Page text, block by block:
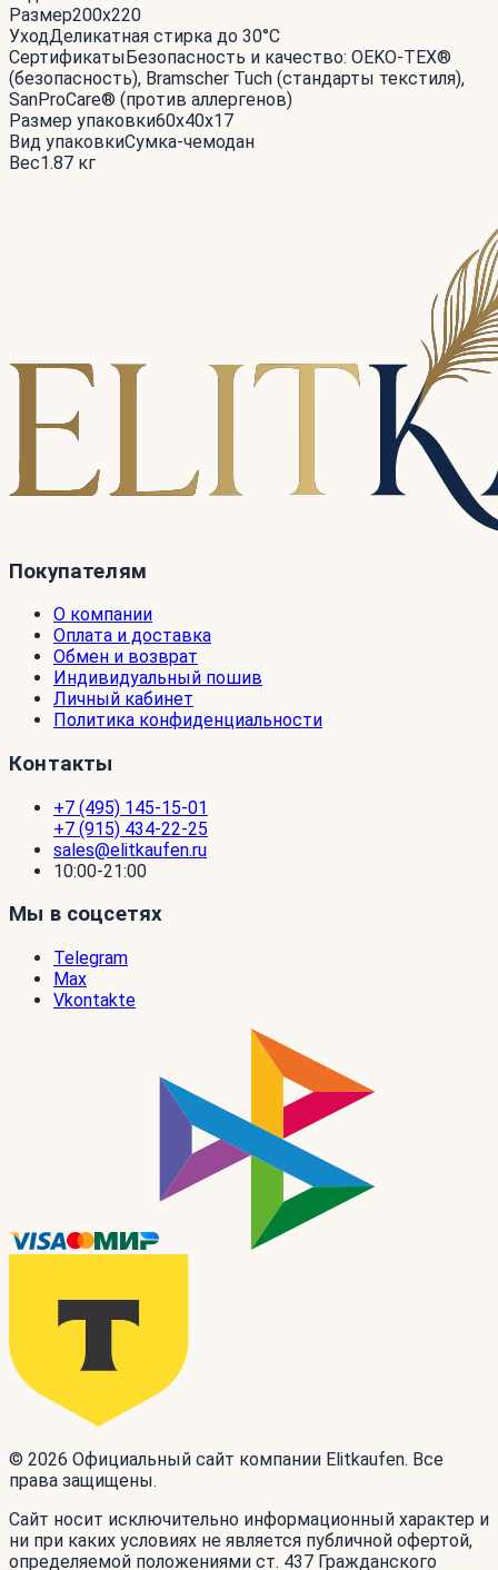
Размер200x220
УходДеликатная стирка до 30°С
СертификатыБезопасность и качество: OEKO-TEX®
(безопасность), Bramscher Tuch (стандарты текстиля),
SanProCare® (против аллергенов)
Размер упаковки60x40x17
Вид упаковкиСумка-чемодан
Вес1.87 кг
Покупателям
О компании
Оплата и доставка
Обмен и возврат
Индивидуальный пошив
Личный кабинет
Политика конфиденциальности
Контакты
+7 (495) 145-15-01
+7 (915) 434-22-25
sales@elitkaufen.ru
10:00-21:00
Мы в соцсетях
Telegram
Max
Vkontakte
© 2026 Официальный сайт компании Elitkaufen. Все
права защищены.
Сайт носит исключительно информационный характер и
ни при каких условиях не является публичной офертой,
определяемой положениями ст. 437 Гражданского